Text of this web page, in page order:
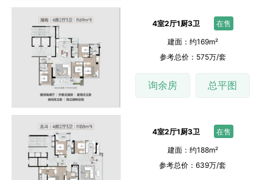
4室2厅1厨3卫 在售
建面：约169m²
参考总价：575万/套
询余房 总平图
4室2厅1厨3卫 在售
建面：约188m²
参考总价：639万/套